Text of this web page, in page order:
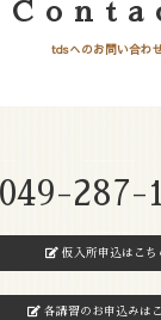
tdsへのお問い合わ
049-287-
仮入所申込はこち
各講習のお申込みは